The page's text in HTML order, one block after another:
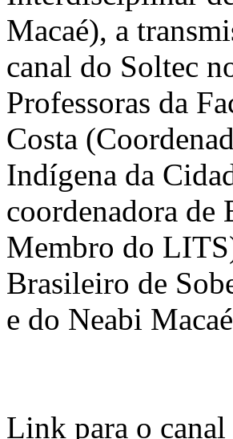
Macaé), a
canal do Soltec
Professoras da
Costa
Indígena da
coordenadora de
Membro do
Brasileiro de
e do Neabi
Link para o